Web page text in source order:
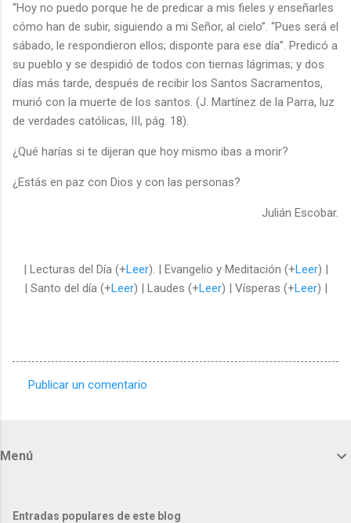
“Hoy no puedo porque he de predicar a mis fieles y enseñarles
cómo han de subir, siguiendo a mi Señor, al cielo”. “Pues será el
sábado, le respondieron ellos; disponte para ese día”. Predicó a
su pueblo y se despidió de todos con tiernas lágrimas; y dos
días más tarde, después de recibir los Santos Sacramentos,
murió con la muerte de los santos. (J. Martínez de la Parra, luz
de verdades católicas, III, pág. 18).
¿Qué harías si te dijeran que hoy mismo ibas a morir?
¿Estás en paz con Dios y con las personas?
Julián Escobar.
| Lecturas del Día (+Leer). | Evangelio y Meditación (+Leer) |
| Santo del día (+Leer) | Laudes (+Leer) | Vísperas (+Leer) |
t
Publicar un comentario
Menú
Entradas populares de este blog